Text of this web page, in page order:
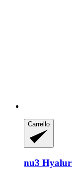
Carrello
nu3